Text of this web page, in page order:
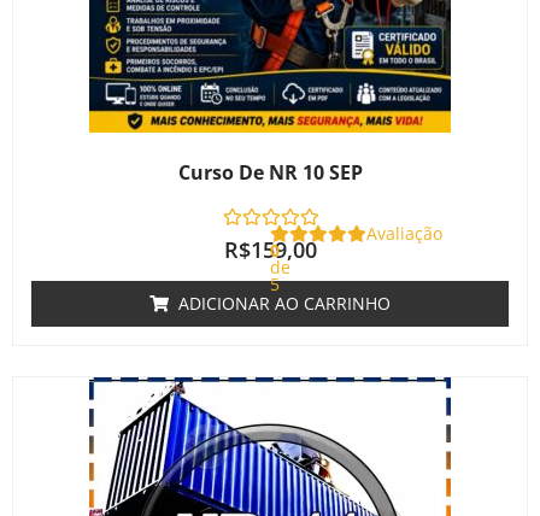
Curso De NR 10 SEP
Avaliação
0
de
5
R$159,00
ADICIONAR AO CARRINHO